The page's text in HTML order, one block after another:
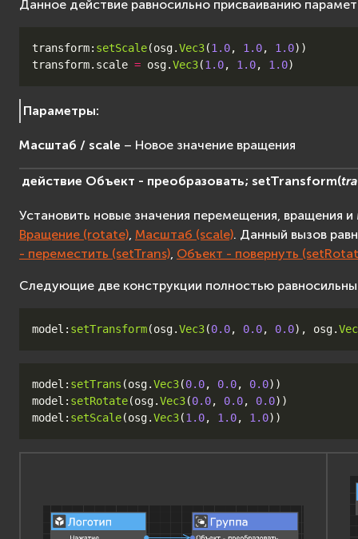
Данное действие равносильно присваиванию
transform: setScale(osg.Vec3(1.0, 1.0, 1.0))
transform. scale = osg.Vec3(1.0, 1.0, 1.0)
Параметры:
Масштаб / scale – Новое значение вращения
действие Объект - преобразовать; setTransform(
Установить новые значения перемещения, вращения
Вращение (rotate), Масштаб (scale). Данный вызов
- переместить (setTrans), Объект - повернуть
Следующие две конструкции полностью
model : setTransform(osg.Vec3(0.0, 0.0, 0.0), osg.
model : setTrans (osg.Vec3(0.0, 0.0, 0.0))
model : setRotate(osg.Vec3(0.0, 0.0, 0.0))
model : setScale(osg.Vec3(1.0, 1.0, 1.0))